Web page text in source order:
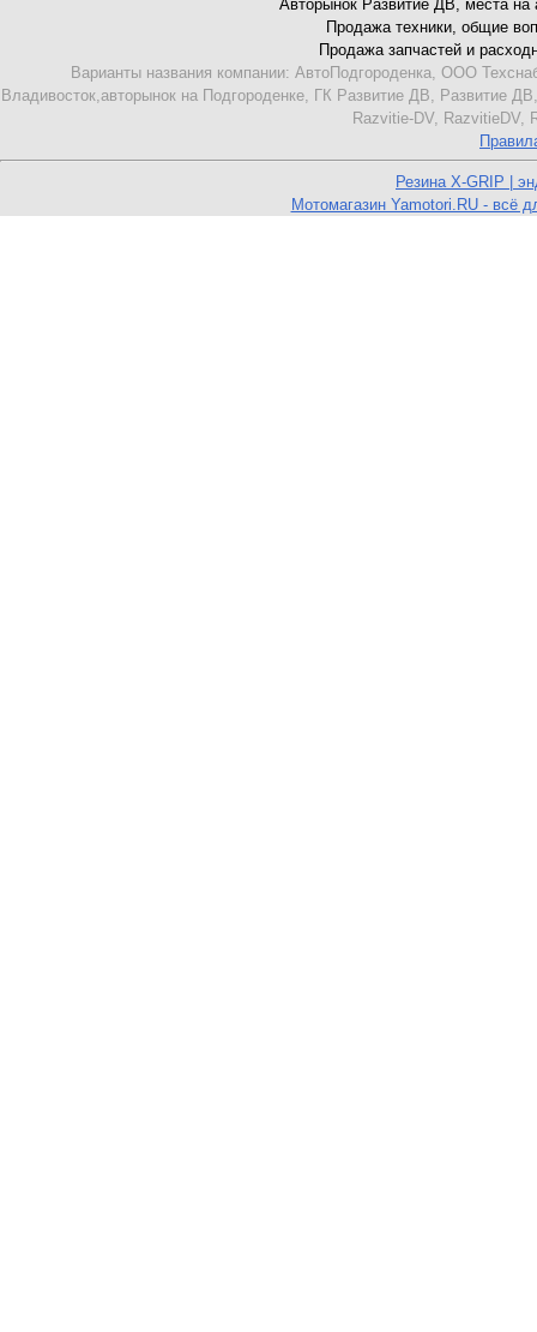
Авторынок Развитие ДВ, места на
Продажа техники, общие
Продажа запчастей и
Варианты названия компании: АвтоПодгороденка, ООО
Владивосток,авторынок на Подгороденке, ГК Развитие ДВ,
Razvitie-DV, RazvitieDV,
Резина X-GRIP |
Мотомагазин Yamotori.RU - всё